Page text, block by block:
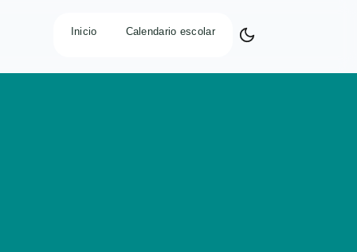
Inicio Calendario escolar